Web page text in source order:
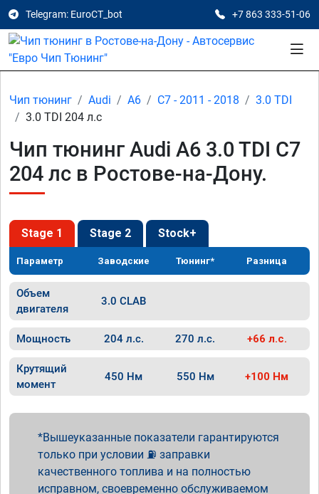
Telegram: EuroCT_bot +7 863 333-51-06
Чип тюнинг Audi A6 C7 - 2011 - 2018
3.0 TDI
3.0 TDI 204 л.с
Чип тюнинг Audi A6 3.0 TDI C7
204 лс в Ростове-на-Дону.
Stage 1 Stage 2 Stock+
Параметр Заводские Тюнинг* Разница
Объем
двигателя
3.0 CLAB
Мощность 204 л.с. 270 л.с. +66 л.с.
Крутящий
момент
450 Нм 550 Нм +100 Нм
Вышеуказанные показатели гарантируются
только при условии ⛽ заправки
качественного топлива и на полностью
исправном, своевременно обслуживаемом